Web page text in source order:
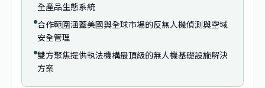
全產品生態系統
合作範圍涵蓋美國與全球市場的反無人機偵測與空域
安全管理
雙方聚焦提供執法機構最頂級的無人機基礎設施解決
方案